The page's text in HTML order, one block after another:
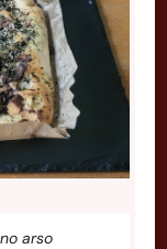
arso